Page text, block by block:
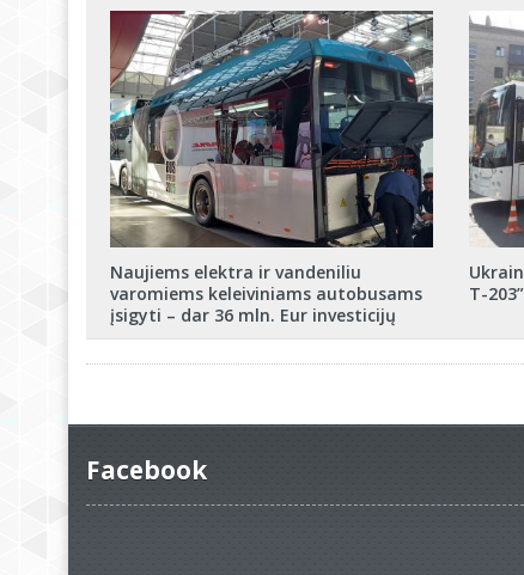
Naujiems elektra ir vandeniliu
varomiems keleiviniams autobusams
įsigyti – dar 36 mln. Eur investicijų
Т-203”
Facebook